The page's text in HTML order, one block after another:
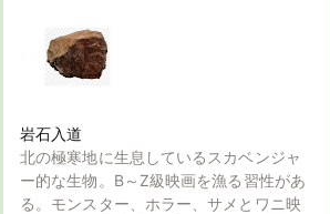
岩石入道
北の極寒地に生息しているスカベンジャ
ー的な生物。B～Z級映画を漁る習性があ
る。モンスター、ホラー、サメとワニ映